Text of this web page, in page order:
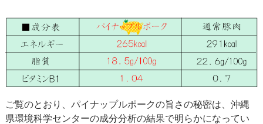
ご覧のとおり、パイナップルポークの旨さの秘密は、沖縄
県環境科学センターの成分分析の結果で明らかになってい